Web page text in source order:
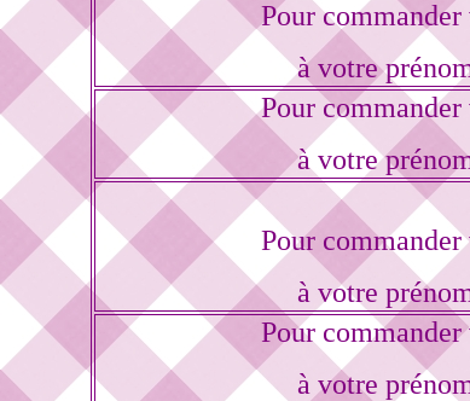
Pour
à votre
Pour
à votre
Pour
à votre
Pour
à votre